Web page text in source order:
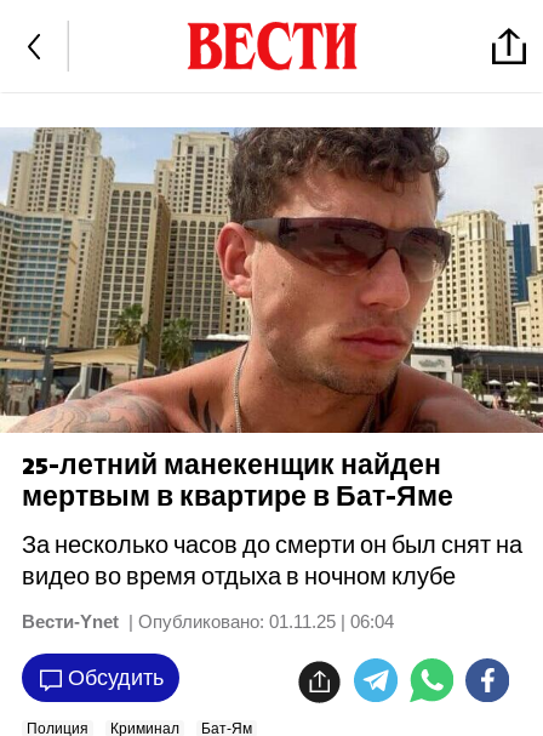
25-летний манекенщик найден
мертвым в квартире в Бат-Яме
За несколько часов до смерти он был снят на
видео во время отдыха в ночном клубе
Вести-Ynet | Опубликовано: 01.11.25 | 06:04
Обсудить
Полиция Криминал Бат-Ям